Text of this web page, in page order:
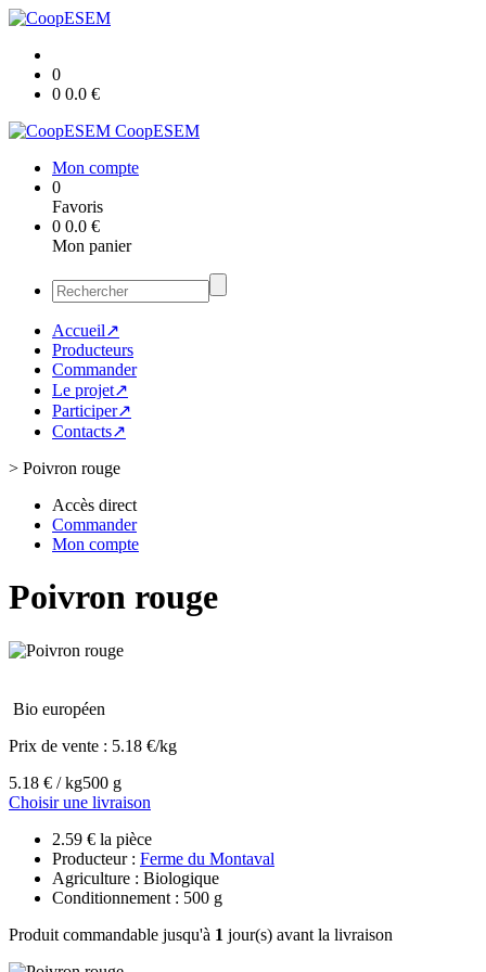
0
0 0.0 €
CoopESEM
Mon compte
0
Favoris
0 0.0 €
Mon panier
Accueil↗
Producteurs
Commander
Le projet↗
Participer↗
Contacts↗
> Poivron rouge
Accès direct
Commander
Mon compte
Poivron rouge
Bio européen
Prix de vente : 5.18 €/kg
5.18 € / kg500 g
Choisir une livraison
2.59 € la pièce
Producteur : Ferme du Montaval
Agriculture : Biologique
Conditionnement : 500 g
Produit commandable jusqu'à 1 jour(s) avant la livraison